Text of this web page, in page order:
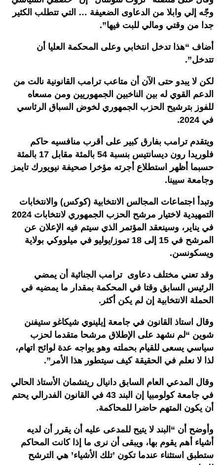
وجّه إلي وابلا من الدعاوى الضعيفة … التي تتطلب الكثير
جدا من وقتي ومالي للبت فيها”.
أضاف “هذا تدخل انتخابي وعلى المحكمة العليا أن
تتدخل”.
لكن لا يبدو حتى الآن أن متاعب ترامب القانونية نالت من
الدعم القوي له بين الناخبين الجمهوريين ومن مسعاه
للفوز بترشيح الحزب الجمهوري لخوض السباق الرئاسي
في 2024.
ويتقدم ترامب بفارق كبير على أقرب منافسيه حاكم
فلوريدا رون ديسانتيس بنسبة 54 بالمئة مقابل 17 بالمئة
حسبما أظهر استطلاع أجرته مؤخرا صحيفة نيويورك تايمز
وجامعة سيينا.
وتبدأ اجتماعات المجالس الانتخابية (كوكس) والانتخابات
التمهيدية لاختيار مرشح الحزب الجمهوري لانتخابات 2024
في يناير، وسينعقد المؤتمر الذي سيتم فيه الإعلان عن
المرشح في 15 إلى 18 تموز/يوليو في ميلووكي بولاية
ويسكونسن.
وقد تعني مختلف دعاوى ترامب الجنائية أن يمضي
الرئيس السابق وقتا في المحكمة بمقدار ما يمضيه في
الحملة الانتخابية إن لم يكن أكثر.
وقال استاذ القانون في جامعة إيلينوي شيكاغو ستيفنن
شوين “لم نشهد على الإطلاق مرشحا متقدما لحزب
سياسي يسعى للقيام بحملته وهو يواجه عدة لوائح اتهام،
لذا لا نعلم في الحقيقة كيف سيتطور هذا الأمر”.
وقال المدعي العام السابق دانيال ريتشمان الأستاذ الحالي
في جامعة كولومبيا إن البند 43 في القانون الفدرالي يحتم
أن يكون المتهم حاضرا للمحاكمة.
وأوضح أن “البند لا يتيح للمدعى عليه أن يقرر أن لديه
أشياء أهم يقوم بها، ويبقى أن نرى ما إذا كانت المحاكم
ستطبق استثناء عندما تكون ’تلك الأشياء’ هي الترشح